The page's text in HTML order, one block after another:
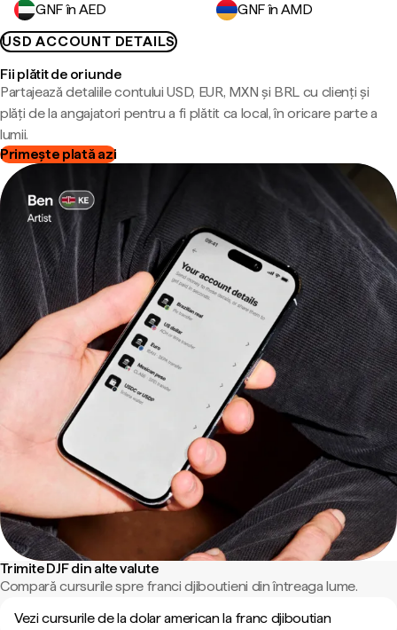
GNF în AED
GNF în AMD
USD ACCOUNT DETAILS
Fii plătit de oriunde
Partajează detaliile contului USD, EUR, MXN și BRL cu clienți și
plăți de la angajatori pentru a fi plătit ca local, în oricare parte a
lumii.
Primește plată azi
Trimite DJF din alte valute
Compară cursurile spre franci djiboutieni din întreaga lume.
Vezi cursurile de la dolar american la franc djiboutian